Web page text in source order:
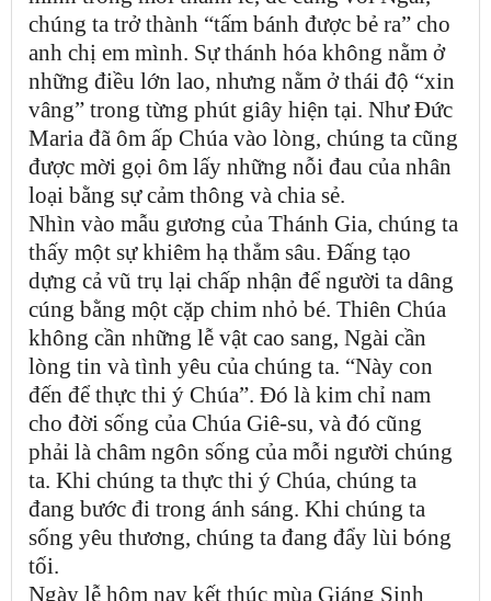
chúng ta trở thành “tấm bánh được bẻ ra” cho
anh chị em mình. Sự thánh hóa không nằm ở
những điều lớn lao, nhưng nằm ở thái độ “xin
vâng” trong từng phút giây hiện tại. Như Đức
Maria đã ôm ấp Chúa vào lòng, chúng ta cũng
được mời gọi ôm lấy những nỗi đau của nhân
loại bằng sự cảm thông và chia sẻ.
Nhìn vào mẫu gương của Thánh Gia, chúng ta
thấy một sự khiêm hạ thẳm sâu. Đấng tạo
dựng cả vũ trụ lại chấp nhận để người ta dâng
cúng bằng một cặp chim nhỏ bé. Thiên Chúa
không cần những lễ vật cao sang, Ngài cần
lòng tin và tình yêu của chúng ta. “Này con
đến để thực thi ý Chúa”. Đó là kim chỉ nam
cho đời sống của Chúa Giê-su, và đó cũng
phải là châm ngôn sống của mỗi người chúng
ta. Khi chúng ta thực thi ý Chúa, chúng ta
đang bước đi trong ánh sáng. Khi chúng ta
sống yêu thương, chúng ta đang đẩy lùi bóng
tối.
Ngày lễ hôm nay kết thúc mùa Giáng Sinh